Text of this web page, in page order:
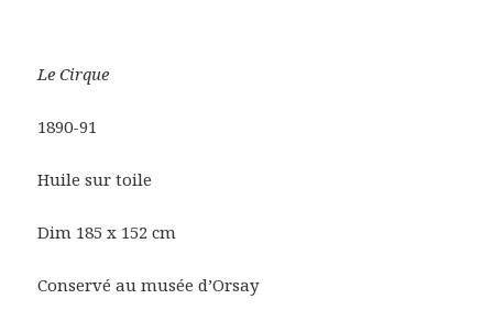
Le Cirque
1890-91
Huile sur toile
Dim 185 x 152 cm
Conservé au musée d’Orsay